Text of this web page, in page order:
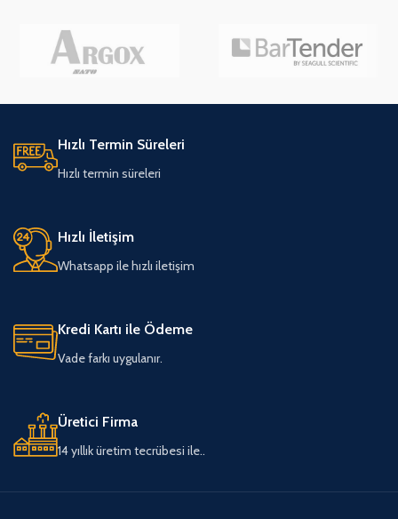
Hızlı Termin Süreleri
Hızlı termin süreleri
Hızlı İletişim
Whatsapp ile hızlı iletişim
Kredi Kartı ile Ödeme
Vade farkı uygulanır.
Üretici Firma
14 yıllık üretim tecrübesi ile..